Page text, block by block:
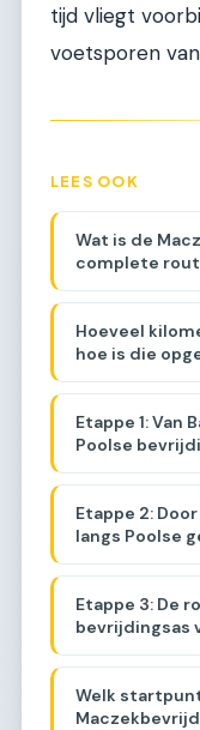
tijd vliegt
voetsporen
LEES OOK
Wat is de
complete
Hoeveel
hoe is die
Etappe 1: Van
Poolse
Etappe 2:
langs Poolse
Etappe 3: De
bevrijdingsas
Welk